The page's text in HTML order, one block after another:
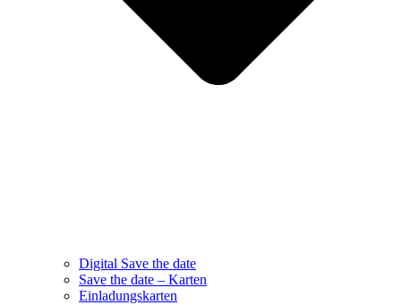
Digital Save the date
Save the date – Karten
Einladungskarten